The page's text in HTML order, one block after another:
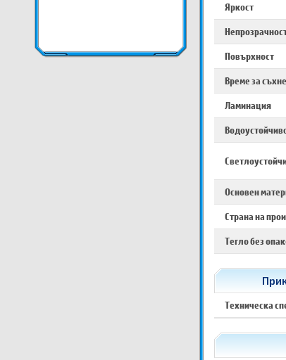
Яркост
Повърхност
Време за
Ламинация
Основен
Страна на
Тегло без
Техническа